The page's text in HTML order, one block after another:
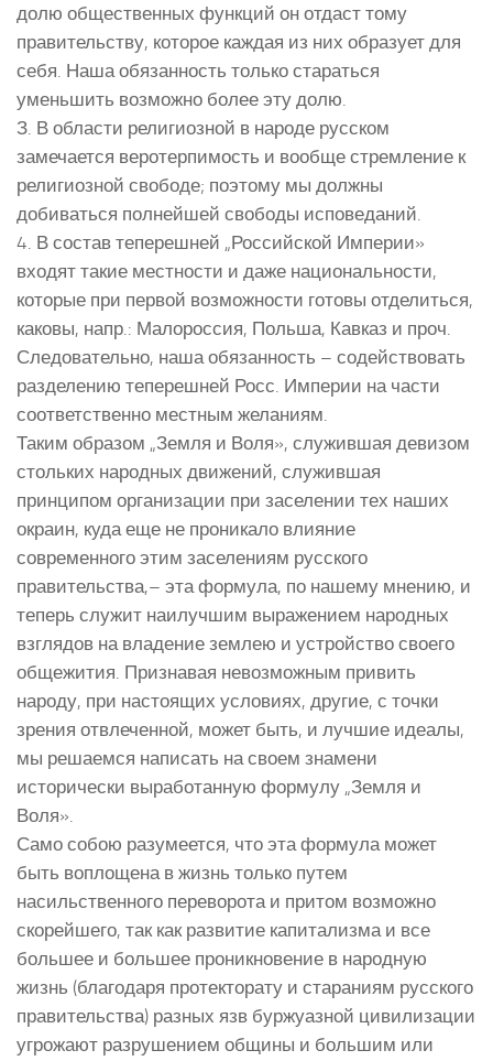
долю общественных функций он отдаст тому
правительству, которое каждая из них образует для
себя. Наша обязанность только стараться
уменьшить возможно более эту долю.
З. В области религиозной в народе русском
замечается веротерпимость и вообще стремление к
религиозной свободе; поэтому мы должны
добиваться полнейшей свободы исповеданий.
4. В состав теперешней „Российской Империи»
входят такие местности и даже национальности,
которые при первой возможности готовы отделиться,
каковы, напр.: Малороссия, Польша, Кавказ и проч.
Следовательно, наша обязанность – содействовать
разделению теперешней Росс. Империи на части
соответственно местным желаниям.
Таким образом „Земля и Воля», служившая девизом
стольких народных движений, служившая
принципом организации при заселении тех наших
окраин, куда еще не проникало влияние
современного этим заселениям русского
правительства,– эта формула, по нашему мнению, и
теперь служит наилучшим выражением народных
взглядов на владение землею и устройство своего
общежития. Признавая невозможным привить
народу, при настоящих условиях, другие, с точки
зрения отвлеченной, может быть, и лучшие идеалы,
мы решаемся написать на своем знамени
исторически выработанную формулу „Земля и
Воля».
Само собою разумеется, что эта формула может
быть воплощена в жизнь только путем
насильственного переворота и притом возможно
скорейшего, так как развитие капитализма и все
большее и большее проникновение в народную
жизнь (благодаря протекторату и стараниям русского
правительства) разных язв буржуазной цивилизации
угрожают разрушением общины и большим или